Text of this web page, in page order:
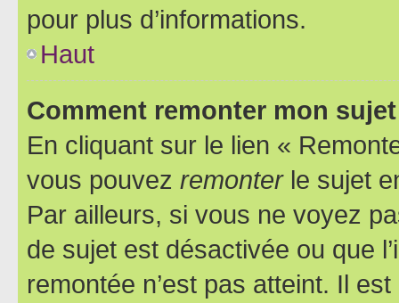
pour plus d’informations.
Haut
Comment remonter mon
En cliquant sur le lien «
vous pouvez remonterle sujet
Par ailleurs, si vous ne voyez
de sujet est désactivée ou que
remontée n’est pas atteint. Il